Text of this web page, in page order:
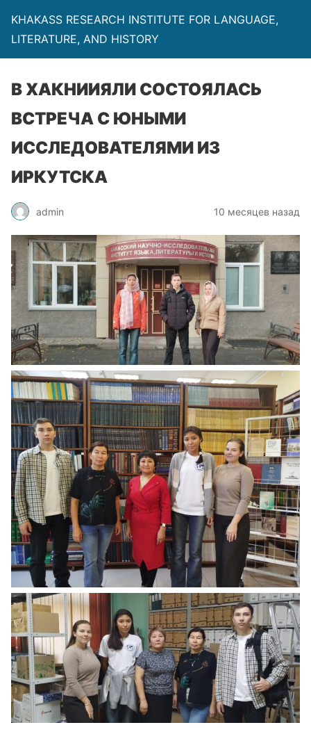
KHAKASS RESEARCH INSTITUTE FOR LANGUAGE,
LITERATURE, AND HISTORY
В ХАКНИИЯЛИ СОСТОЯЛАСЬ
ВСТРЕЧА С ЮНЫМИ
ИССЛЕДОВАТЕЛЯМИ ИЗ
ИРКУТСКА
admin 10 месяцев назад